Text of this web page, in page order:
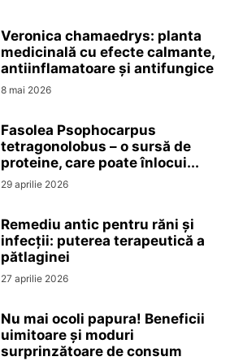
Veronica chamaedrys: planta
medicinală cu efecte calmante,
antiinflamatoare și antifungice
8 mai 2026
Fasolea Psophocarpus
tetragonolobus – o sursă de
proteine, care poate înlocui...
29 aprilie 2026
Remediu antic pentru răni și
infecții: puterea terapeutică a
pătlaginei
27 aprilie 2026
Nu mai ocoli papura! Beneficii
uimitoare și moduri
surprinzătoare de consum